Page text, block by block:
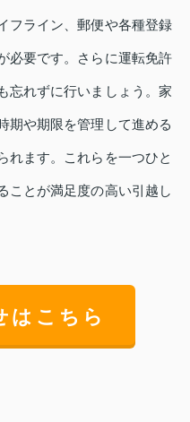
フライン、郵便や各種登録
必要です。さらに運転免許
忘れずに行いましょう。家
期や期限を管理して進める
れます。これらを一つひと
ことが満足度の高い引越し
はこちら